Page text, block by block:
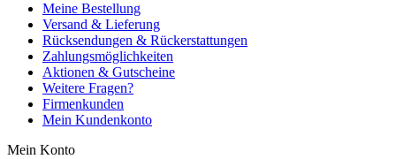
Meine Bestellung
Versand & Lieferung
Rücksendungen & Rückerstattungen
Zahlungsmöglichkeiten
Aktionen & Gutscheine
Weitere Fragen?
Firmenkunden
Mein Kundenkonto
Mein Konto